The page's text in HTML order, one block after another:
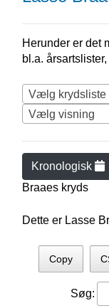
Herunder er det
bl.a.
Vælg krydsliste
Vælg visning
Kronologisk
Braaes kryds
Dette er Lasse
Copy
Søg: